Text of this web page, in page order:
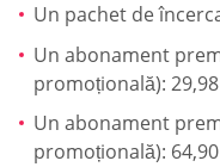
Un pachet de
Un abonament
promoțională):
Un abonament
promoțională):